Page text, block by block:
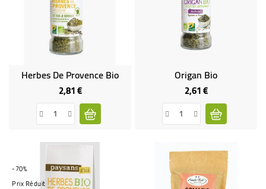
Herbes De Provence Bio
2,81 €Prix
Origan Bio
2,61 €Prix
-70%
Prix Réduit